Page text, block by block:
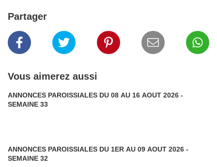
Partager
Vous aimerez aussi
ANNONCES PAROISSIALES DU 08 AU 16 AOUT 2026 -
SEMAINE 33
ANNONCES PAROISSIALES DU 1ER AU 09 AOUT 2026 -
SEMAINE 32